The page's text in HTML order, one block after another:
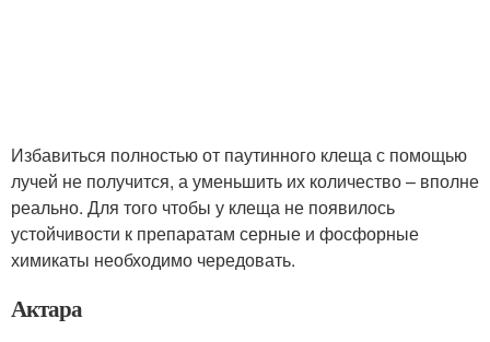
Избавиться полностью от паутинного клеща с помощью
лучей не получится, а уменьшить их количество – вполне
реально. Для того чтобы у клеща не появилось
устойчивости к препаратам серные и фосфорные
химикаты необходимо чередовать.
Актара